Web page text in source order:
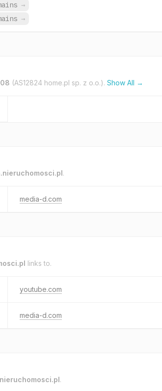
→
→
(AS12824 home.pl sp. z o.o.). Show All →
.
media-d.com
links to.
youtube.com
media-d.com
.